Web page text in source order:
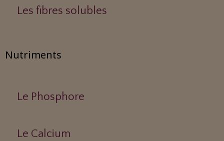
Les fibres solubles
Nutriments
Le Phosphore
Le Calcium